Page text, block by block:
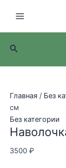
Menu
Поиск
Главная / Без
см
Без категории
3500 ₽